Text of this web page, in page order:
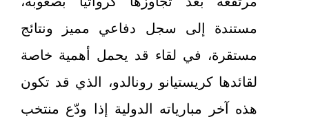
مستندة إلى سجل دفاعي مميز ونتائج
مستقرة، في لقاء قد يحمل أهمية خاصة
لقائدها كريستيانو رونالدو، الذي قد تكون
هذه آخر مبارياته الدولية إذا ودّع منتخب